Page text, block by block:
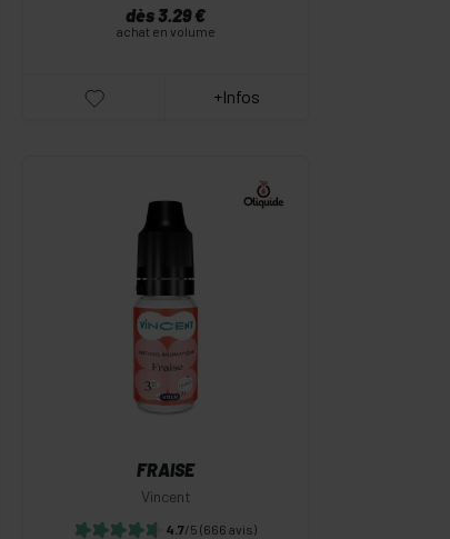
dès 3.29 €
achat en volume
+Infos
Commander
FRAISE
Vincent
4.7/5 (666 avis)